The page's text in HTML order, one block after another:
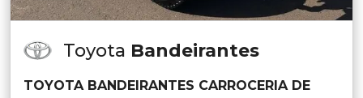
Toyota Bandeirantes
TOYOTA BANDEIRANTES CARROCERIA DE